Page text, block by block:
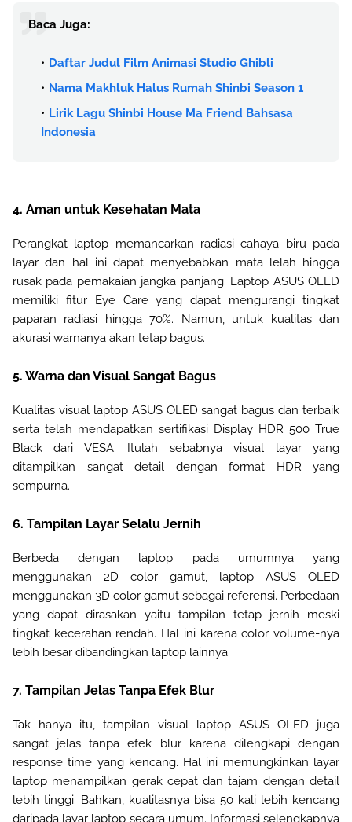
Baca Juga:
Daftar Judul Film Animasi Studio Ghibli
Nama Makhluk Halus Rumah Shinbi Season 1
Lirik Lagu Shinbi House Ma Friend Bahsasa
Indonesia
4. Aman untuk Kesehatan Mata
Perangkat laptop memancarkan radiasi cahaya biru pada
layar dan hal ini dapat menyebabkan mata lelah hingga
rusak pada pemakaian jangka panjang. Laptop ASUS OLED
memiliki fitur Eye Care yang dapat mengurangi tingkat
paparan radiasi hingga 70%. Namun, untuk kualitas dan
akurasi warnanya akan tetap bagus.
5. Warna dan Visual Sangat Bagus
Kualitas visual laptop ASUS OLED sangat bagus dan terbaik
serta telah mendapatkan sertifikasi Display HDR 500 True
Black dari VESA. Itulah sebabnya visual layar yang
ditampilkan sangat detail dengan format HDR yang
sempurna.
6. Tampilan Layar Selalu Jernih
Berbeda dengan laptop pada umumnya yang
menggunakan 2D color gamut, laptop ASUS OLED
menggunakan 3D color gamut sebagai referensi. Perbedaan
yang dapat dirasakan yaitu tampilan tetap jernih meski
tingkat kecerahan rendah. Hal ini karena color volume-nya
lebih besar dibandingkan laptop lainnya.
7. Tampilan Jelas Tanpa Efek Blur
Tak hanya itu, tampilan visual laptop ASUS OLED juga
sangat jelas tanpa efek blur karena dilengkapi dengan
response time yang kencang. Hal ini memungkinkan layar
laptop menampilkan gerak cepat dan tajam dengan detail
lebih tinggi. Bahkan, kualitasnya bisa 50 kali lebih kencang
daripada layar laptop secara umum. Informasi selengkapnya